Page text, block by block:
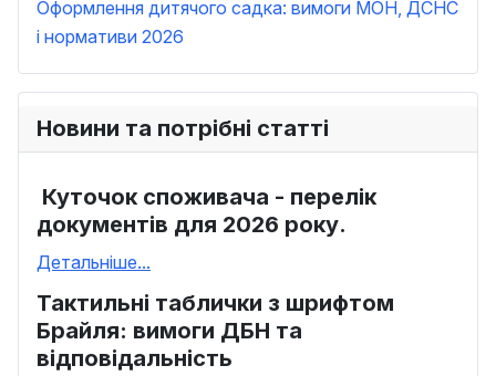
Оформлення дитячого садка: вимоги МОН, ДСНС
і нормативи 2026
Новини та потрібні статті
Куточок споживача - перелік
документів для 2026 року.
Детальніше...
Тактильні таблички з шрифтом
Брайля: вимоги ДБН та
відповідальність